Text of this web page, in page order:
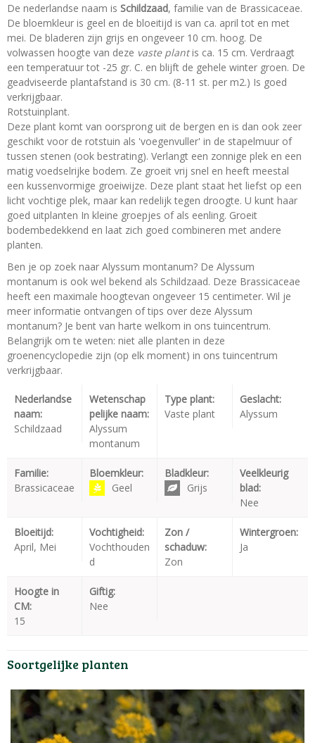
De nederlandse naam is Schildzaad, familie van de Brassicaceae.
De bloemkleur is geel en de bloeitijd is van ca. april tot en met
mei. De bladeren zijn grijs en ongeveer 10 cm. hoog. De
volwassen hoogte van deze vaste plantis ca. 15 cm. Verdraagt
een temperatuur tot -25 gr. C. en blijft de gehele winter groen. De
geadviseerde plantafstand is 30 cm. (8-11 st. per m2.) Is goed
verkrijgbaar.
Rotstuinplant.
Deze plant komt van oorsprong uit de bergen en is dan ook zeer
geschikt voor de rotstuin als 'voegenvuller' in de stapelmuur of
tussen stenen (ook bestrating). Verlangt een zonnige plek en een
matig voedselrijke bodem. Ze groeit vrij snel en heeft meestal
een kussenvormige groeiwijze. Deze plant staat het liefst op een
licht vochtige plek, maar kan redelijk tegen droogte. U kunt haar
goed uitplanten In kleine groepjes of als eenling. Groeit
bodembedekkend en laat zich goed combineren met andere
planten.
Ben je op zoek naar Alyssum montanum? De Alyssum
montanum is ook wel bekend als Schildzaad. Deze Brassicaceae
heeft een maximale hoogtevan ongeveer 15 centimeter. Wil je
meer informatie ontvangen of tips over deze Alyssum
montanum? Je bent van harte welkom in ons tuincentrum.
Belangrijk om te weten: niet alle planten in deze
groenencyclopedie zijn (op elk moment) in ons tuincentrum
verkrijgbaar.
Nederlandse
naam:
Schildzaad
Wetenschap
pelijke naam:
Alyssum
montanum
Type plant:
Vaste plant
Geslacht:
Alyssum
Familie:
Brassicaceae
Bloemkleur:
Geel
Bladkleur:
Grijs
Veelkleurig
blad:
Nee
Bloeitijd:
April, Mei
Vochtigheid:
Vochthouden
d
Zon /
schaduw:
Zon
Wintergroen:
Ja
Hoogte in
CM:
15
Giftig:
Nee
Soortgelijke planten